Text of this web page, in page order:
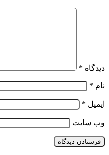
دیدگاه *
نام *
ایمیل *
وب‌ سایت